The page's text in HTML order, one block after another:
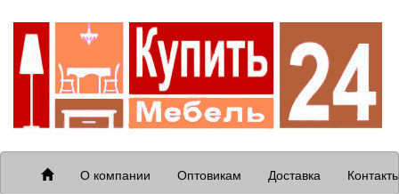
О компании Оптовикам Доставка